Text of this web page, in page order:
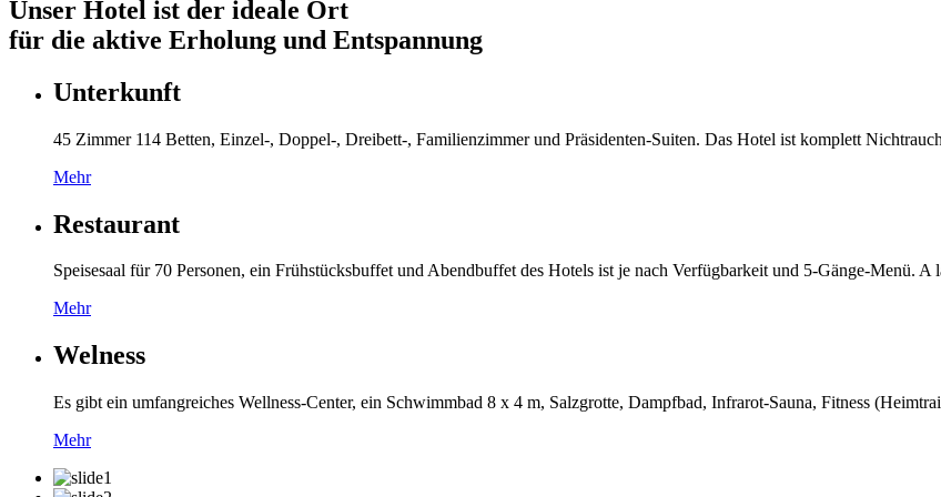
Unser Hotel ist der ideale Ort
für die aktive Erholung und Entspannung
Unterkunft
45 Zimmer 114 Betten, Einzel-, Doppel-, Dreibett-, Familienzimmer und Präsidenten-Suiten. Das Hotel ist komplett
Mehr
Restaurant
Speisesaal für 70 Personen, ein Frühstücksbuffet und Abendbuffet des Hotels ist je nach Verfügbarkeit und 5-Gänge-Menü. A
Mehr
Welness
Es gibt ein umfangreiches Wellness-Center, ein Schwimmbad 8 x 4 m, Salzgrotte, Dampfbad, Infrarot-Sauna, Fitness
Mehr